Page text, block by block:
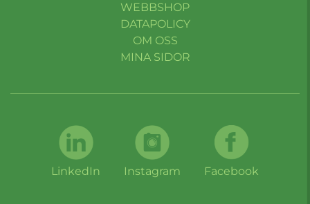
WEBBSHOP
DATAPOLICY
OM OSS
MINA SIDOR
LinkedIn Instagram Facebook